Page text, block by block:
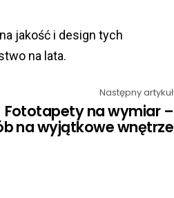
jakość i design tych
na lata.
Następny artykuł
Fototapety na wymiar –
na wyjątkowe wnętrze